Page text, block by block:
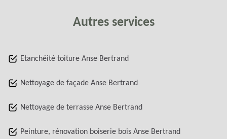
Autres services
Etanchéité toiture Anse Bertrand
Nettoyage de façade Anse Bertrand
Nettoyage de terrasse Anse Bertrand
Peinture, rénovation boiserie bois Anse Bertrand